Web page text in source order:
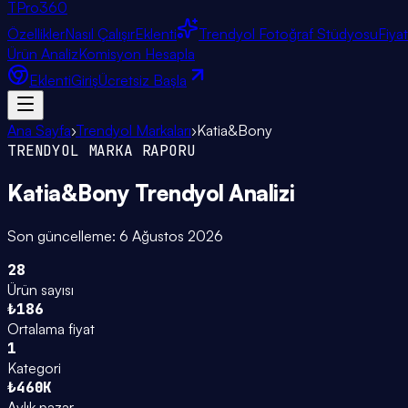
TPro360
ÖzelliklerNasıl ÇalışırEklenti Trendyol Fotoğraf Stüdyosu
Ürün AnalizKomisyon Hesapla
EklentiGirişÜcretsiz Başla
Ana Sayfa›Trendyol Markaları›Katia&Bony
TRENDYOL MARKA RAPORU
Katia&Bony Trendyol Analizi
Son güncelleme: 6 Ağustos 2026
28
Ürün sayısı
₺186
Ortalama fiyat
1
Kategori
₺460K